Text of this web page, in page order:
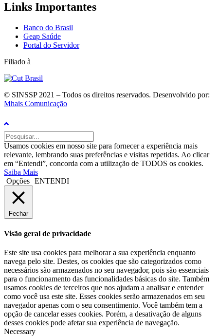
Links Importantes
Banco do Brasil
Geap Saúde
Portal do Servidor
Filiado à
© SINSSP 2021 – Todos os direitos reservados. Desenvolvido por:
Mhais Comunicação
Usamos cookies em nosso site para fornecer a experiência mais
relevante, lembrando suas preferências e visitas repetidas. Ao clicar
em “Entendi”, concorda com a utilização de TODOS os cookies.
Saiba Mais
Opções ENTENDI
Fechar
Visão geral de privacidade
Este site usa cookies para melhorar a sua experiência enquanto
navega pelo site. Destes, os cookies que são categorizados como
necessários são armazenados no seu navegador, pois são essenciais
para o funcionamento das funcionalidades básicas do site. Também
usamos cookies de terceiros que nos ajudam a analisar e entender
como você usa este site. Esses cookies serão armazenados em seu
navegador apenas com o seu consentimento. Você também tem a
opção de cancelar esses cookies. Porém, a desativação de alguns
desses cookies pode afetar sua experiência de navegação.
Necessary